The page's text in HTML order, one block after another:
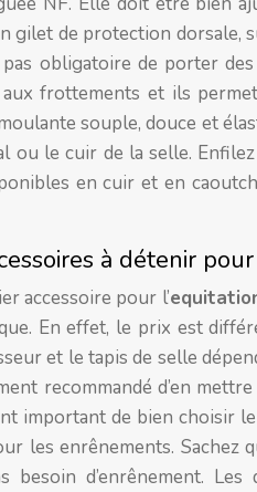
gilet de protection dorsale,
pas obligatoire de porter
aux frottements et ils
souple, douce et
ou le cuir de la selle.
en cuir et en
à détenir
accessoire pour l’
En effet, le prix est
et le tapis de selle
recommandé d’en
important de bien choisir
les enrênements. Sachez
besoin d’enrênement.